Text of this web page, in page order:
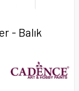
- Balık